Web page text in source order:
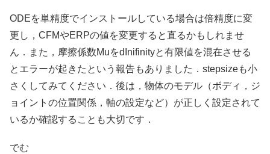
ODEを単精度でインストールしている場合は倍精度に変
更し，CFMやERPの値を変更すると直るかもしれませ
ん．また，摩擦係数MuをdInifinityと有限値を混在させる
とエラーが起きたという報告もありました．stepsizeも小
さくしてみてください．後は，物体のモデル（ボディ，ジ
ョイントの位置関係，軸の設定など）が正しく設定されて
いるか確認することも大切です．
でむ